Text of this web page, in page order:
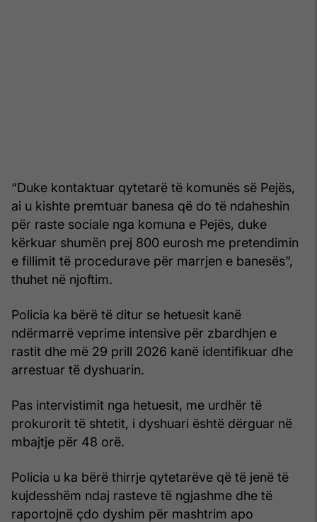
“Duke kontaktuar qytetarë të komunës së Pejës,
ai u kishte premtuar banesa që do të ndaheshin
për raste sociale nga komuna e Pejës, duke
kërkuar shumën prej 800 eurosh me pretendimin
e fillimit të procedurave për marrjen e banesës”,
thuhet në njoftim.
Policia ka bërë të ditur se hetuesit kanë
ndërmarrë veprime intensive për zbardhjen e
rastit dhe më 29 prill 2026 kanë identifikuar dhe
arrestuar të dyshuarin.
Pas intervistimit nga hetuesit, me urdhër të
prokurorit të shtetit, i dyshuari është dërguar në
mbajtje për 48 orë.
Policia u ka bërë thirrje qytetarëve që të jenë të
kujdesshëm ndaj rasteve të ngjashme dhe të
raportojnë çdo dyshim për mashtrim apo